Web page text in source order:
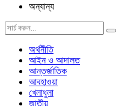
অন্যান্য
অর্থনীতি
আইন ও আদালত
আন্তর্জাতিক
আবহাওয়া
খেলাধুলা
জাতীয়